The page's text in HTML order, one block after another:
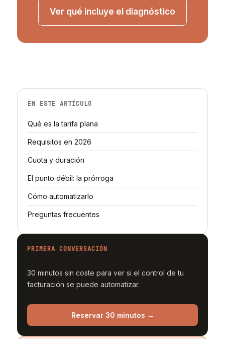
Ver qué incluye el diagnóstico
EN ESTE ARTÍCULO
Qué es la tarifa plana
Requisitos en 2026
Cuota y duración
El punto débil: la prórroga
Cómo automatizarlo
Preguntas frecuentes
PRIMERA CONVERSACIÓN
30 minutos sin coste para ver si el control de tu
facturación se puede automatizar.
Reservar 30 minutos →